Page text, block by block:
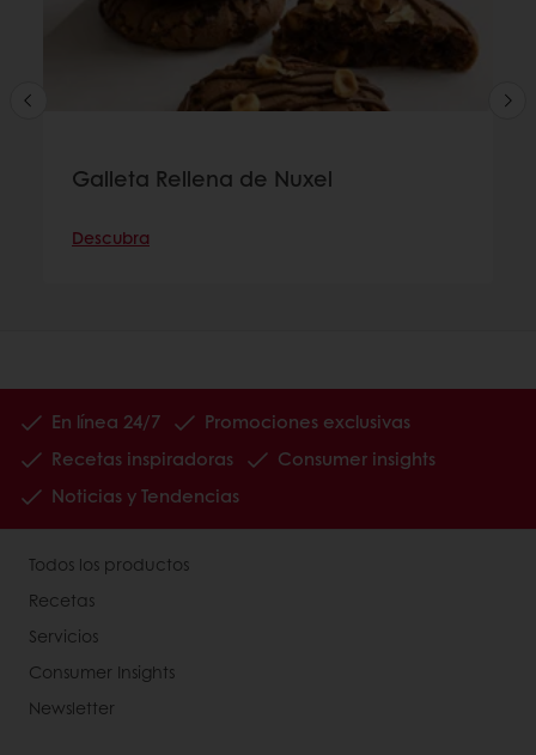
Galleta Rellena de Nuxel
Descubra
En línea 24/7
Promociones exclusivas
Recetas inspiradoras
Consumer insights
Noticias y Tendencias
Todos los productos
Recetas
Servicios
Consumer Insights
Newsletter